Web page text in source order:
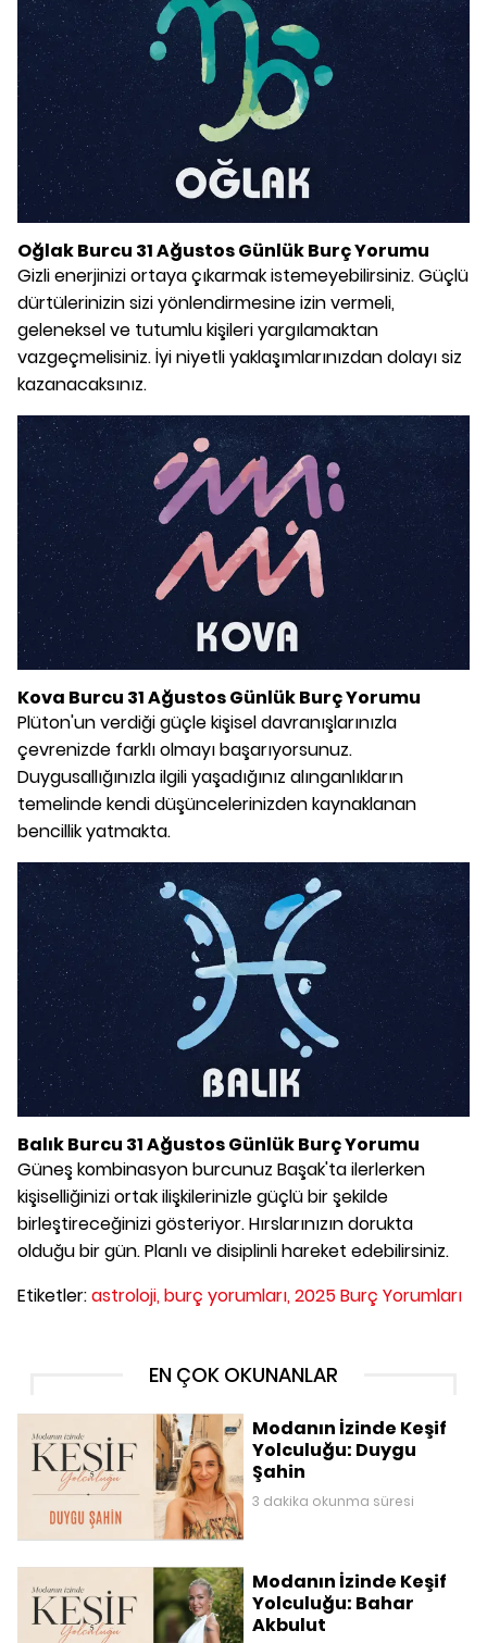
Oğlak Burcu 31 Ağustos Günlük Burç Yorumu
Gizli enerjinizi ortaya çıkarmak istemeyebilirsiniz. Güçlü
dürtülerinizin sizi yönlendirmesine izin vermeli,
geleneksel ve tutumlu kişileri yargılamaktan
vazgeçmelisiniz. İyi niyetli yaklaşımlarınızdan dolayı siz
kazanacaksınız.
Kova Burcu 31 Ağustos Günlük Burç Yorumu
Plüton'un verdiği güçle kişisel davranışlarınızla
çevrenizde farklı olmayı başarıyorsunuz.
Duygusallığınızla ilgili yaşadığınız alınganlıkların
temelinde kendi düşüncelerinizden kaynaklanan
bencillik yatmakta.
Balık Burcu 31 Ağustos Günlük Burç Yorumu
Güneş kombinasyon burcunuz Başak'ta ilerlerken
kişiselliğinizi ortak ilişkilerinizle güçlü bir şekilde
birleştireceğinizi gösteriyor. Hırslarınızın dorukta
olduğu bir gün. Planlı ve disiplinli hareket edebilirsiniz.
Etiketler:astroloji, burç yorumları, 2025 Burç Yorumları
EN ÇOK OKUNANLAR
Modanın İzinde Keşif
Yolculuğu: Duygu
Şahin
3 dakika okunma süresi
Modanın İzinde Keşif
Yolculuğu: Bahar
Akbulut